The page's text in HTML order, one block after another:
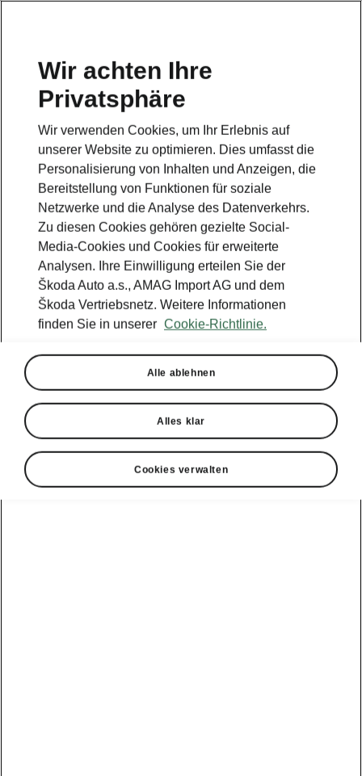
Wir achten Ihre
Privatsphäre
Wir verwenden Cookies, um Ihr Erlebnis auf
unserer Website zu optimieren. Dies umfasst die
Personalisierung von Inhalten und Anzeigen, die
Bereitstellung von Funktionen für soziale
Netzwerke und die Analyse des Datenverkehrs.
Zu diesen Cookies gehören gezielte Social-
Media-Cookies und Cookies für erweiterte
Analysen. Ihre Einwilligung erteilen Sie der
Škoda Auto a.s., AMAG Import AG und dem
Škoda Vertriebsnetz. Weitere Informationen
finden Sie in unserer Cookie-Richtlinie.
Alle ablehnen
Alles klar
Cookies verwalten